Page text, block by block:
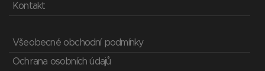
Kontakt
Všeobecné obchodní podmínky
Ochrana osobních údajů